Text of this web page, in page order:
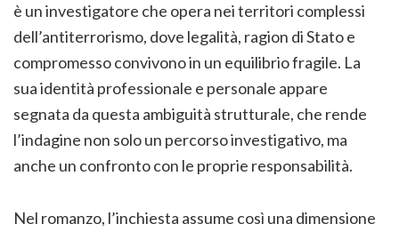
è un investigatore che opera nei territori complessi
dell’antiterrorismo, dove legalità, ragion di Stato e
compromesso convivono in un equilibrio fragile. La
sua identità professionale e personale appare
segnata da questa ambiguità strutturale, che rende
l’indagine non solo un percorso investigativo, ma
anche un confronto con le proprie responsabilità.
Nel romanzo, l’inchiesta assume così una dimensione